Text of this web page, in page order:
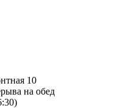
10
на обед